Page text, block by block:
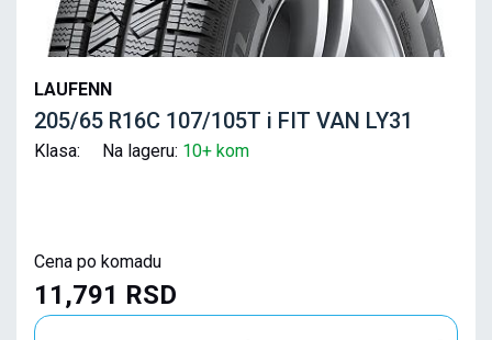
LAUFENN
205/65 R16C 107/105T i FIT VAN LY31
Klasa: Na lageru: 10+ kom
Cena po komadu
11,791 RSD